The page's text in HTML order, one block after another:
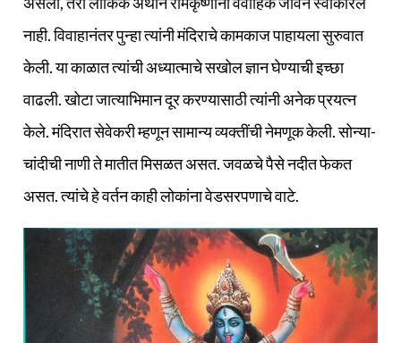
नाही. विवाहानंतर पुन्हा त्यांनी मंदिराचे कामकाज पाहायला सुरुवात
केली. या काळात त्यांची अध्यात्माचे सखोल ज्ञान घेण्याची इच्छा
वाढली. खोटा जात्याभिमान दूर करण्यासाठी त्यांनी अनेक प्रयत्न
केले. मंदिरात सेवेकरी म्हणून सामान्य व्यक्‍तींची नेमणूक केली. सोन्या-
चांदीची नाणी ते मातीत मिसळत असत. जवळचे पैसे नदीत फेकत
असत. त्यांचे हे वर्तन काही लोकांना वेडसरपणाचे वाटे.